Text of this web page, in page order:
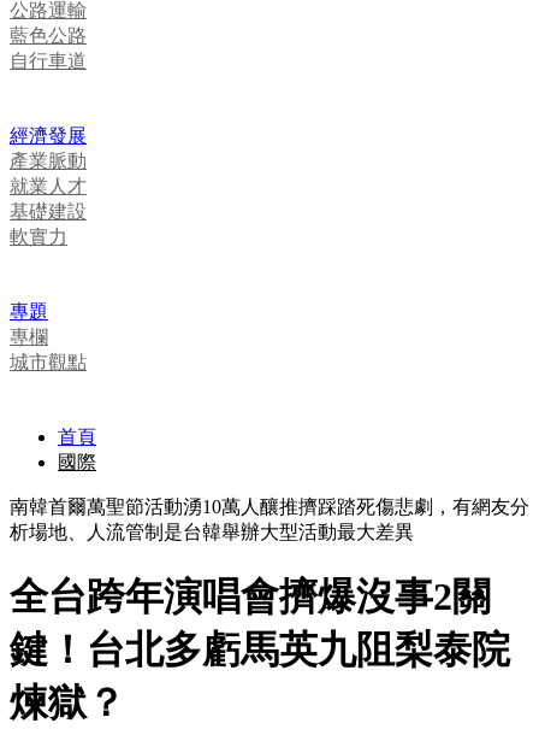
公路運輸
藍色公路
自行車道
經濟發展
產業脈動
就業人才
基礎建設
軟實力
專題
專欄
城市觀點
首頁
國際
南韓首爾萬聖節活動湧10萬人釀推擠踩踏死傷悲劇，有網友分
析場地、人流管制是台韓舉辦大型活動最大差異
全台跨年演唱會擠爆沒事2關
鍵！台北多虧馬英九阻梨泰院
煉獄？